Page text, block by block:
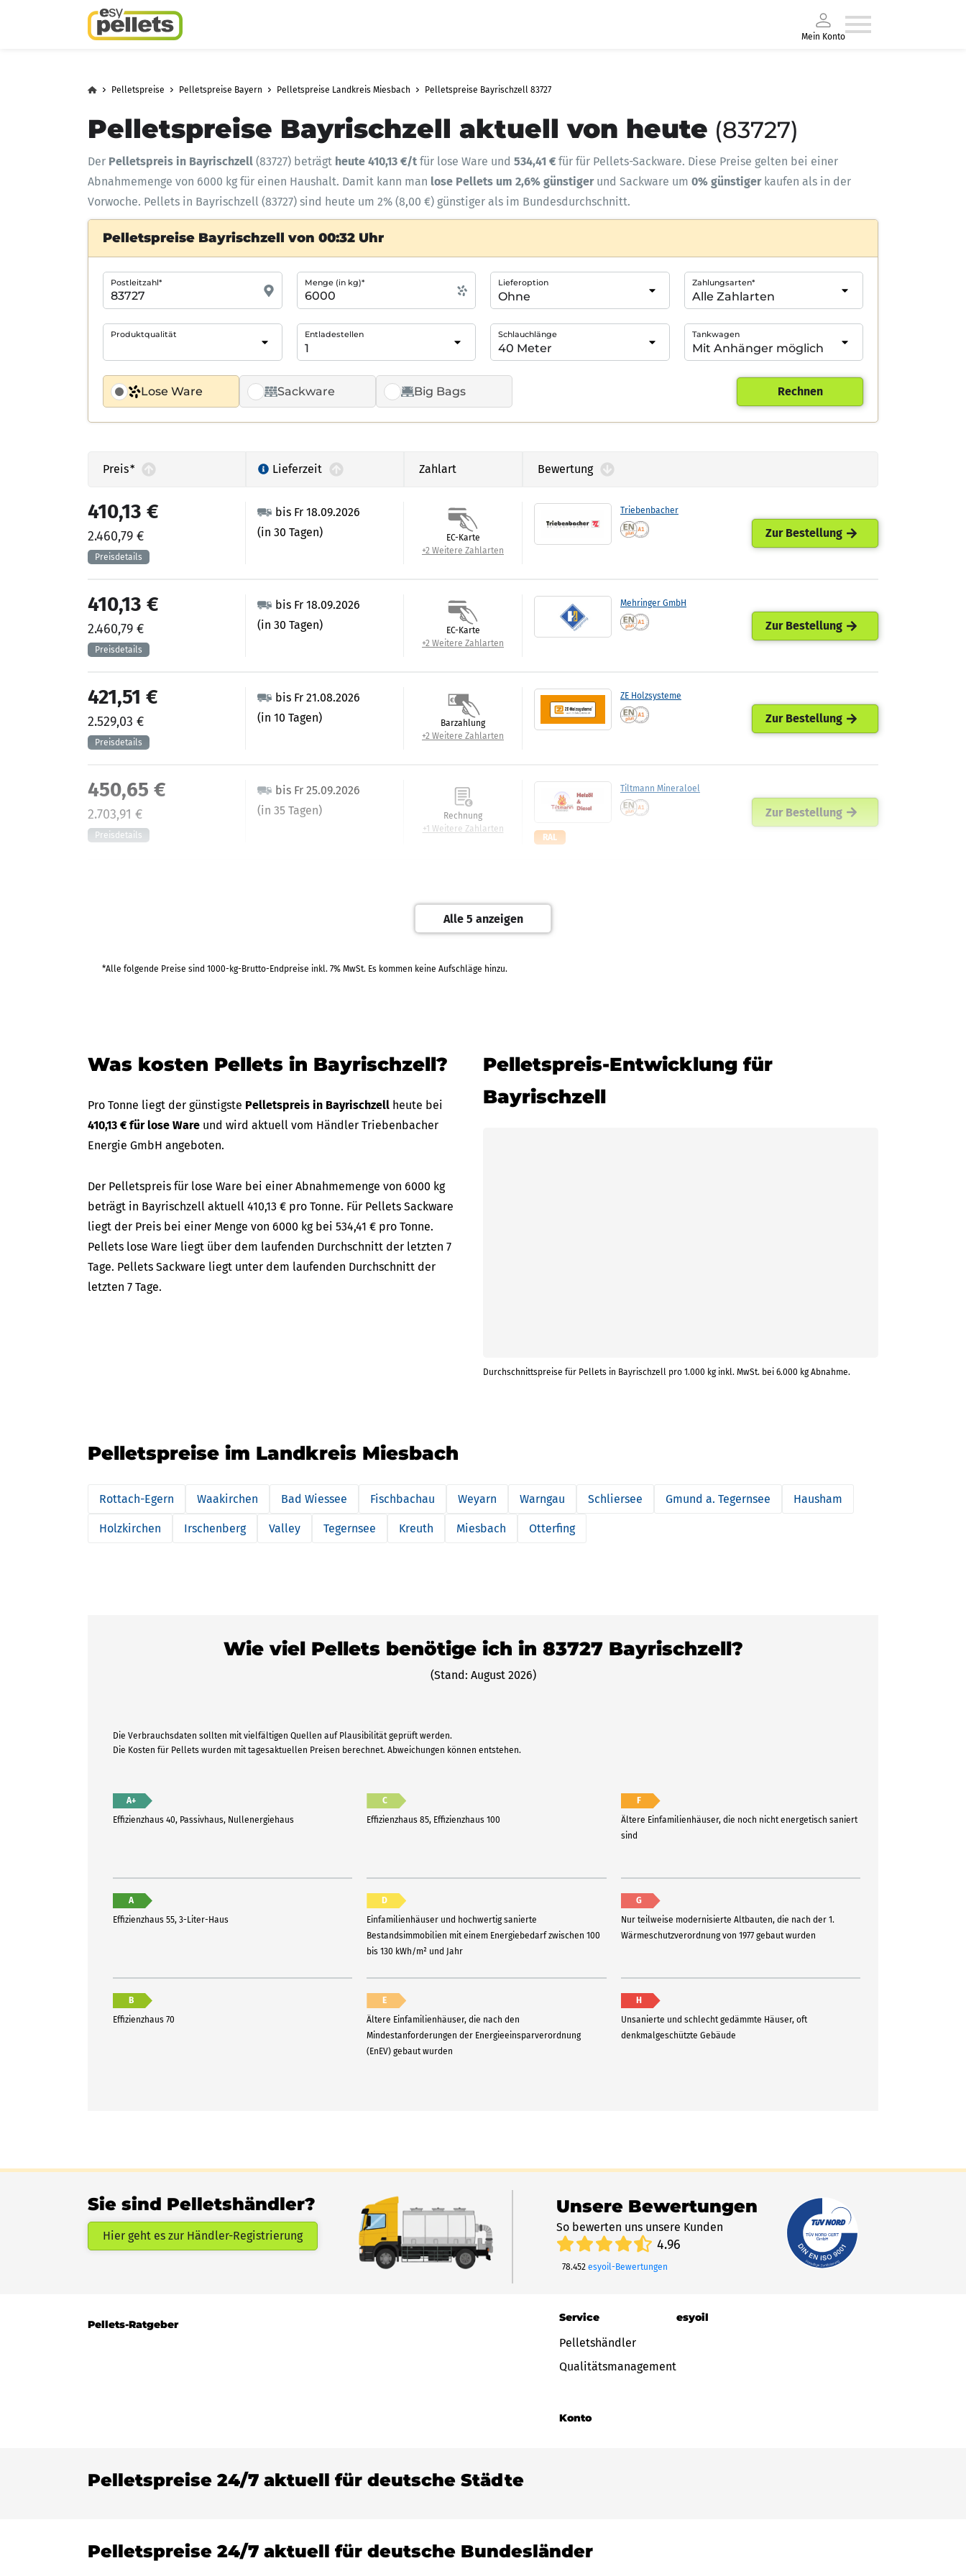
Mein Konto
Pelletspreise Pelletspreise Bayern Pelletspreise Landkreis Miesbach Pelletspreise Bayrischzell 83727
Pelletspreise Bayrischzell aktuell von heute (83727)
Der Pelletspreis in Bayrischzell (83727) beträgt heute 410,13 €/t für lose Ware und 534,41 € für für Pellets-Sackware. Diese Preise gelten bei einer
Abnahmemenge von 6000 kg für einen Haushalt. Damit kann man lose Pellets um 2,6% günstiger und Sackware um 0% günstigerkaufen als in der
Vorwoche. Pellets in Bayrischzell (83727) sind heute um 2% (8,00 €) günstiger als im Bundesdurchschnitt.
Pelletspreise Bayrischzell von 00:32 Uhr
Lose Ware Sackware Big Bags
Postleitzahl* Menge (in kg)* Lieferoption Zahlungsarten*
Produktqualität Entladestellen Schlauchlänge Tankwagen
Rechnen
Preis* Lieferzeit Zahlart Bewertung
Triebenbacher
bis Fr 18.09.2026
(in 30 Tagen)
410,13 €
2.460,79 €
EC-Karte
+2 Weitere Zahlarten
Zur Bestellung
Mehringer GmbH
bis Fr 18.09.2026
(in 30 Tagen)
410,13 €
2.460,79 €
EC-Karte
+2 Weitere Zahlarten
Zur Bestellung
ZE Holzsysteme
bis Fr 21.08.2026
(in 10 Tagen)
421,51 €
2.529,03 €
Barzahlung
+2 Weitere Zahlarten
Zur Bestellung
Tiltmann Mineraloel
RAL
bis Fr 25.09.2026
(in 35 Tagen)
450,65 €
2.703,91 €
Rechnung
+1 Weitere Zahlarten
Zur Bestellung
Alle 5 anzeigen
*Alle folgende Preise sind 1000-kg-Brutto-Endpreise inkl. 7% MwSt. Es kommen keine Aufschläge hinzu.
Was kosten Pellets in Bayrischzell?
Pro Tonne liegt der günstigste Pelletspreis in Bayrischzell heute bei
410,13 € für lose Ware und wird aktuell vom Händler Triebenbacher
Energie GmbH angeboten.
Der Pelletspreis für lose Ware bei einer Abnahmemenge von 6000 kg
beträgt in Bayrischzell aktuell 410,13 € pro Tonne. Für Pellets Sackware
liegt der Preis bei einer Menge von 6000 kg bei 534,41 € pro Tonne.
Pellets lose Ware liegt über dem laufenden Durchschnitt der letzten 7
Tage. Pellets Sackware liegt unter dem laufenden Durchschnitt der
letzten 7 Tage.
Pelletspreis-Entwicklung für
Bayrischzell
Durchschnittspreise für Pellets in Bayrischzell pro 1.000 kg inkl. MwSt. bei 6.000 kg Abnahme.
Pelletspreise im Landkreis Miesbach
Rottach-Egern Waakirchen Bad Wiessee Fischbachau Weyarn Warngau Schliersee Gmund a. Tegernsee Hausham
Holzkirchen Irschenberg Valley Tegernsee Kreuth Miesbach Otterfing
Wie viel Pellets benötige ich in 83727 Bayrischzell?
(Stand: August 2026)
Die Verbrauchsdaten sollten mit vielfältigen Quellen auf Plausibilität geprüft werden.
Die Kosten für Pellets wurden mit tagesaktuellen Preisen berechnet. Abweichungen können entstehen.
A+
Effizienzhaus 40, Passivhaus, Nullenergiehaus
A
Effizienzhaus 55, 3-Liter-Haus
B
Effizienzhaus 70
C
Effizienzhaus 85, Effizienzhaus 100
D
Einfamilienhäuser und hochwertig sanierte
Bestandsimmobilien mit einem Energiebedarf zwischen 100
bis 130 kWh/m² und Jahr
E
Ältere Einfamilienhäuser, die nach den
Mindestanforderungen der Energieeinsparverordnung
(EnEV) gebaut wurden
F
Ältere Einfamilienhäuser, die noch nicht energetisch saniert
sind
G
Nur teilweise modernisierte Altbauten, die nach der 1.
Wärmeschutzverordnung von 1977 gebaut wurden
H
Unsanierte und schlecht gedämmte Häuser, oft
denkmalgeschützte Gebäude
Sie sind Pelletshändler?
Hier geht es zur Händler-Registrierung
Unsere Bewertungen
So bewerten uns unsere Kunden
4.96
78.452 esyoil-Bewertungen
Pellets-Ratgeber
Service
Pelletshändler
Qualitätsmanagement
Konto
esyoil
Pelletspreise 24/7 aktuell für deutsche Städte
Pelletspreise 24/7 aktuell für deutsche Bundesländer